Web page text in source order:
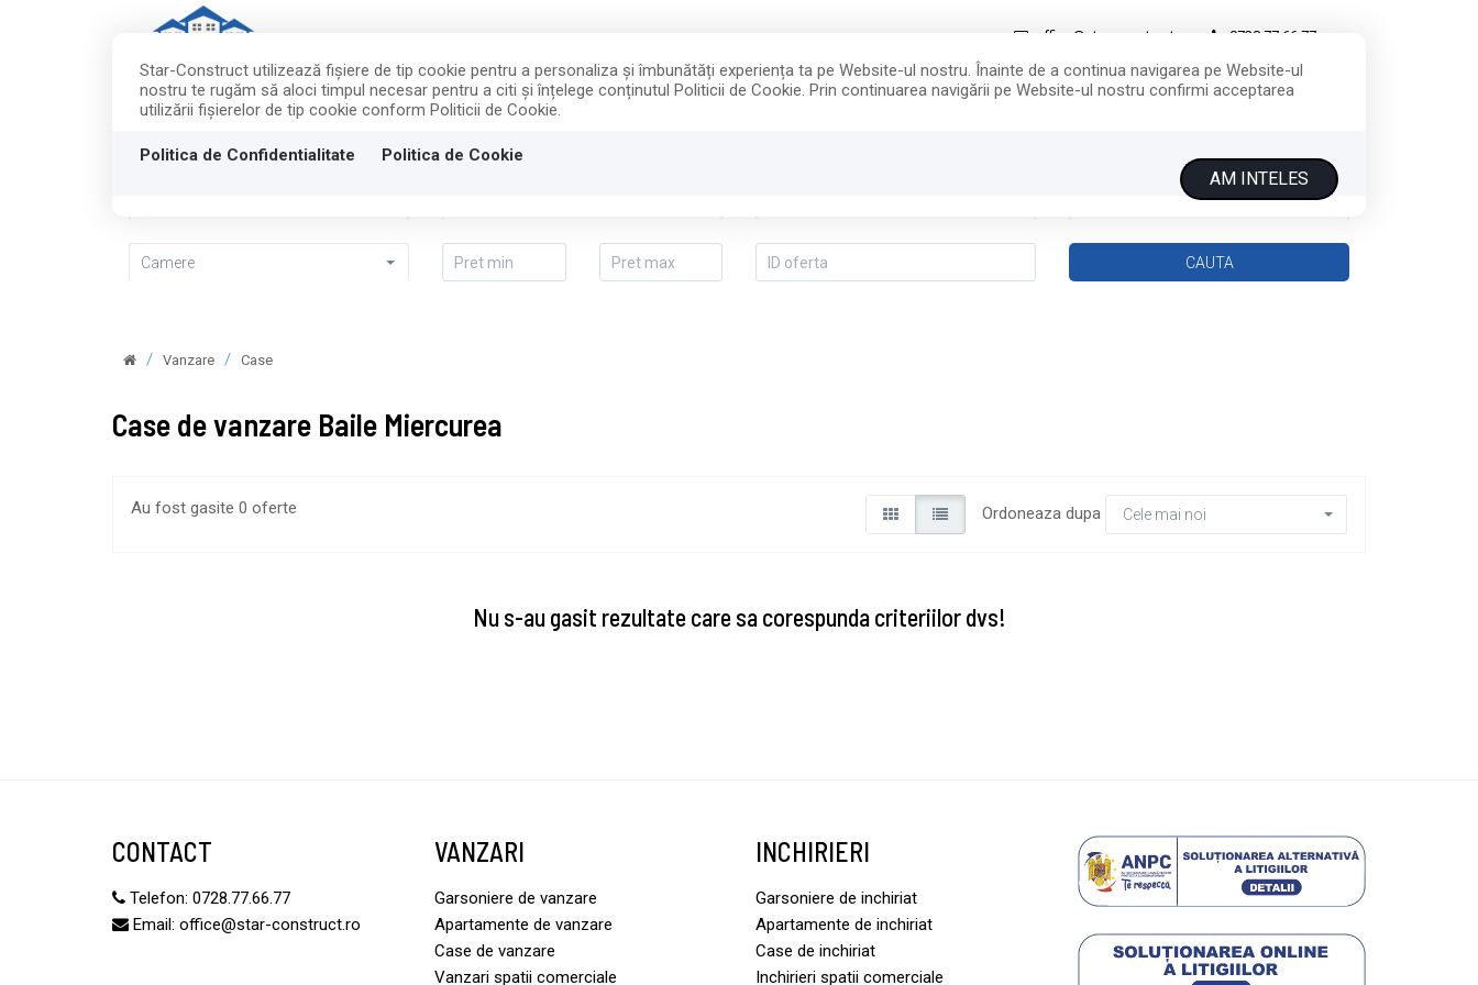
Star-Construct utilizează fişiere de tip cookie pentru a personaliza și îmbunătăți experiența ta pe Website-ul nostru. Înainte de a continua navigarea pe Website-ul
nostru te rugăm să aloci timpul necesar pentru a citi și înțelege conținutul Politicii de Cookie. Prin continuarea navigării pe Website-ul nostru confirmi acceptarea
utilizării fişierelor de tip cookie conform Politicii de Cookie.
Politica de Confidentialitate Politica de Cookie
AM INTELES
office@star-construct.ro 0728.77.66.77
ACASA VANZARI INCHIRIERI DESPRE NOI SERVICII CONTACT
Camere
Vanzare Case
Case de vanzare Baile Miercurea
Au fost gasite 0 oferte Ordoneaza dupa Cele mai noi
Nu s-au gasit rezultate care sa corespunda criteriilor dvs!
CONTACT
Telefon: 0728.77.66.77
Email: office@star-construct.ro
VANZARI
Garsoniere de vanzare
Apartamente de vanzare
Case de vanzare
Vanzari spatii comerciale
INCHIRIERI
Garsoniere de inchiriat
Apartamente de inchiriat
Case de inchiriat
Inchirieri spatii comerciale